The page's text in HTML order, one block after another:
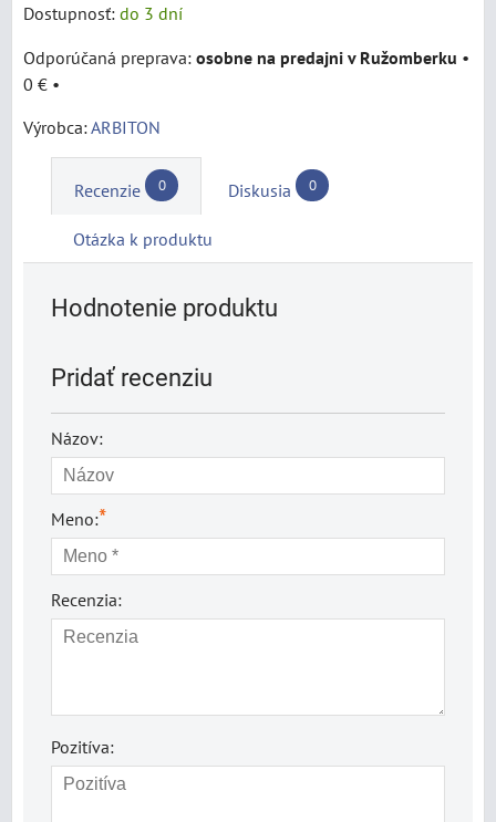
Dostupnosť: do 3 dní
osobne na predajni v Ružomberku •
0 € •
Výrobca:ARBITON
Recenzie 0 Diskusia 0
Otázka k produktu
Hodnotenie produktu
Pridať recenziu
Názov:
Meno:*
Recenzia:
Pozitíva: